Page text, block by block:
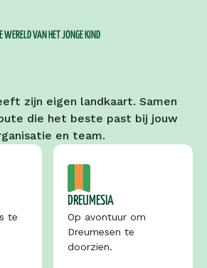
WERELD VAN HET JONGE KIND
zijn eigen landkaart. Samen
die het beste past bij jouw
en team.
te
DREUMESIA
Op avontuur om
Dreumesen te
doorzien.